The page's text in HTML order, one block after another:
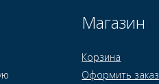
Магазин
Корзина
Оформить заказ